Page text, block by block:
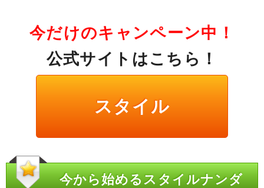
今だけのキャンペーン中！
公式サイトはこちら！
スタイル
今から始めるスタイルナンダ